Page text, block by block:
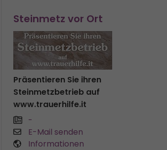
Steinmetz vor Ort
Präsentieren Sie ihren
Steinmetzbetrieb auf
www.trauerhilfe.it
-
E-Mail senden
Informationen